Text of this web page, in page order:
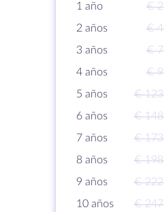
1 año €
2 años
€
3 años
€
4 años
€
5 años
€
6 años
€
7 años
€
8 años
€
9 años
€
10 años
€